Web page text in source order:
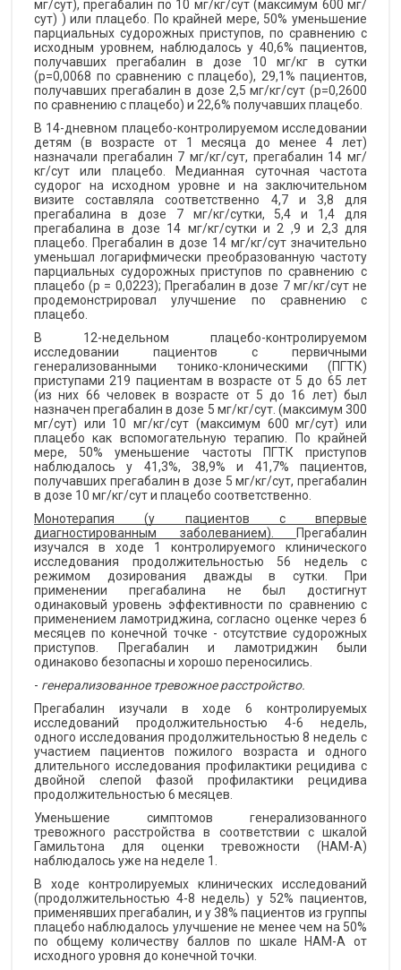
мг/сут), прегабалин по 10 мг/кг/сут (максимум 600 мг/
сут) ) или плацебо. По крайней мере, 50% уменьшение
парциальных судорожных приступов, по сравнению с
исходным уровнем, наблюдалось у 40,6% пациентов,
получавших прегабалин в дозе 10 мг/кг в сутки
(р=0,0068 по сравнению с плацебо), 29,1% пациентов,
получавших прегабалин в дозе 2,5 мг/кг/сут (р=0,2600
по сравнению с плацебо) и 22,6% получавших плацебо.
В 14-дневном плацебо-контролируемом исследовании
детям (в возрасте от 1 месяца до менее 4 лет)
назначали прегабалин 7 мг/кг/сут, прегабалин 14 мг/
кг/сут или плацебо. Медианная суточная частота
судорог на исходном уровне и на заключительном
визите составляла соответственно 4,7 и 3,8 для
прегабалина в дозе 7 мг/кг/сутки, 5,4 и 1,4 для
прегабалина в дозе 14 мг/кг/сутки и 2 ,9 и 2,3 для
плацебо. Прегабалин в дозе 14 мг/кг/сут значительно
уменьшал логарифмически преобразованную частоту
парциальных судорожных приступов по сравнению с
плацебо (p = 0,0223); Прегабалин в дозе 7 мг/кг/сут не
продемонстрировал улучшение по сравнению с
плацебо.
В 12-недельном плацебо-контролируемом
исследовании пациентов с первичными
генерализованными тонико-клоническими (ПГТК)
приступами 219 пациентам в возрасте от 5 до 65 лет
(из них 66 человек в возрасте от 5 до 16 лет) был
назначен прегабалин в дозе 5 мг/кг/сут. (максимум 300
мг/сут) или 10 мг/кг/сут (максимум 600 мг/сут) или
плацебо как вспомогательную терапию. По крайней
мере, 50% уменьшение частоты ПГТК приступов
наблюдалось у 41,3%, 38,9% и 41,7% пациентов,
получавших прегабалин в дозе 5 мг/кг/сут, прегабалин
в дозе 10 мг/кг/сут и плацебо соответственно.
Монотерапия (у пациентов с впервые
диагностированным заболеванием). Прегабалин
изучался в ходе 1 контролируемого клинического
исследования продолжительностью 56 недель с
режимом дозирования дважды в сутки. При
применении прегабалина не был достигнут
одинаковый уровень эффективности по сравнению с
применением ламотриджина, согласно оценке через 6
месяцев по конечной точке - отсутствие судорожных
приступов. Прегабалин и ламотриджин были
одинаково безопасны и хорошо переносились.
- генерализованное тревожное расстройство.
Прегабалин изучали в ходе 6 контролируемых
исследований продолжительностью 4-6 недель,
одного исследования продолжительностью 8 недель с
участием пациентов пожилого возраста и одного
длительного исследования профилактики рецидива с
двойной слепой фазой профилактики рецидива
продолжительностью 6 месяцев.
Уменьшение симптомов генерализованного
тревожного расстройства в соответствии с шкалой
Гамильтона для оценки тревожности (HAM-A)
наблюдалось уже на неделе 1.
В ходе контролируемых клинических исследований
(продолжительностью 4-8 недель) у 52% пациентов,
применявших прегабалин, и у 38% пациентов из группы
плацебо наблюдалось улучшение не менее чем на 50%
по общему количеству баллов по шкале HAM-A от
исходного уровня до конечной точки.